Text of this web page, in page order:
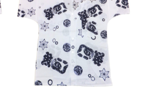
津 浜通り 港町